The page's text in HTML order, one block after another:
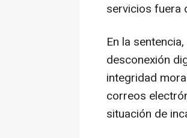
servicios fuera
En la
desconexión
integridad
correos
situación de